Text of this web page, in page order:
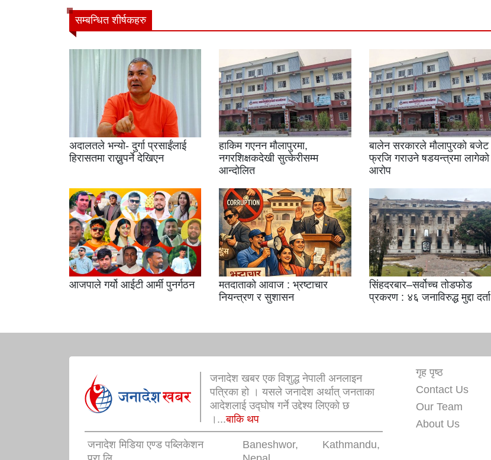
सम्बन्धित शीर्षकहरु
अदालतले भन्यो- दुर्गा प्रसाईंलाई
हिरासतमा राख्नुपर्ने देखिएन
हाकिम गएनन मौलापुरमा,
नगरशिक्षकदेखी सुत्केरीसम्म
आन्दोलित
बालेन सरकारले मौलापुरको बजेट
फ्रजि गराउने षडयन्त्रमा लागेको
आरोप
आजपाले गर्यो आईटी आर्मी पुनर्गठन
मतदाताको आवाज : भ्रष्टाचार
नियन्त्रण र सुशासन
सिंहदरबार–सर्वोच्च तोडफोड
प्रकरण : ४६ जनाविरुद्ध मुद्दा दर्ता
जनादेश खबर एक विशुद्ध नेपाली अनलाइन
पत्रिका हो । यसले जनादेश अर्थात् जनताका
आदेशलाई उद्घोष गर्ने उद्देश्य लिएको छ
।...बाकि थप
जनादेश मिडिया एण्ड पब्लिकेशन
Baneshwor, Kathmandu,
गृह पृष्ठ
Contact Us
Our Team
About Us